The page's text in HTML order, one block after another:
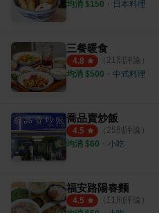
均消 $150 ・ 日本料理
三餐暖食
4.8 （ 21則評論）
均消 $500 ・ 中式料理
喬品賣炒飯
4.5 （ 25則評論）
均消 $60 ・ 小吃
福安路陽春麵
4.5 （ 11則評論）